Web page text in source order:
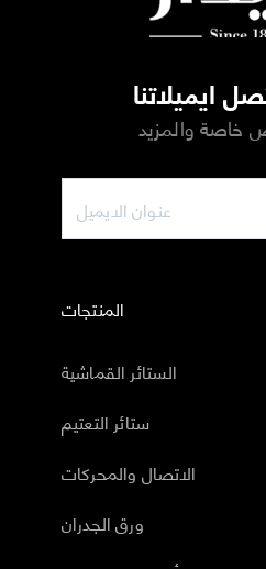
ايميلاتنا
خاصة والمزيد
المنتجات
الستائر القماشية
ستائر التعتيم
الاتصال والمحركات
ورق الجدران